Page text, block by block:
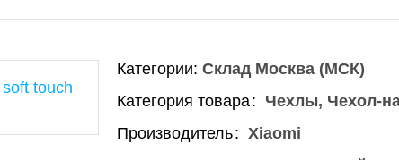
Категории: Склад Москва (МСК)
Категория товара
Чехлы, Чехол-
Производитель Xiaomi